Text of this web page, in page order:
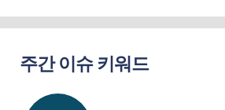
주간 이슈 키워드